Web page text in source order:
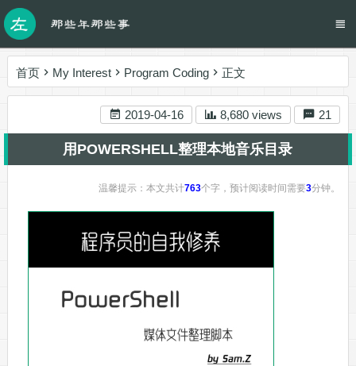
首页 My Interest Program Coding 正文
2019-04-16 8,680 views 21
用POWERSHELL整理本地音乐目录
温馨提示：本文共计763个字，预计阅读时间需要3分钟。